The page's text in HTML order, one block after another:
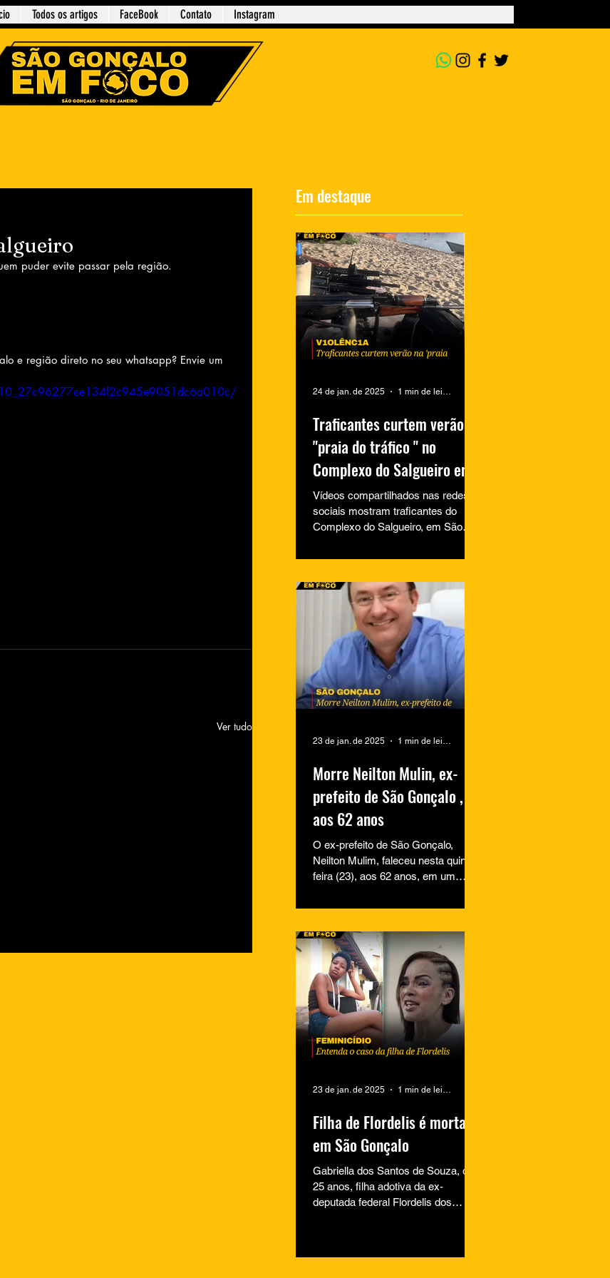
Todos os artigos FaceBook Contato Instagram
puder evite passar pela região.
e região direto no seu whatsapp? Envie um
Ver tudo
Em destaque
Traficantes curtem verão na
"praia do tráfico " no
Complexo do Salgueiro em
São Gonçalo
Vídeos compartilhados nas redes
sociais mostram traficantes do
Complexo do Salgueiro, em São
de lazer na...
24 de jan. de 2025
Morre Neilton Mulin, ex-
prefeito de São Gonçalo ,
aos 62 anos
O ex-prefeito de São Gonçalo,
Neilton Mulim, faleceu nesta quinta-
feira (23), aos 62 anos, em um
informação...
23 de jan. de 2025
Filha de Flordelis é morta
em São Gonçalo
Gabriella dos Santos de Souza, de
25 anos, filha adotiva da ex-
deputada federal Flordelis dos
23 de jan. de 2025 1 min de leitura